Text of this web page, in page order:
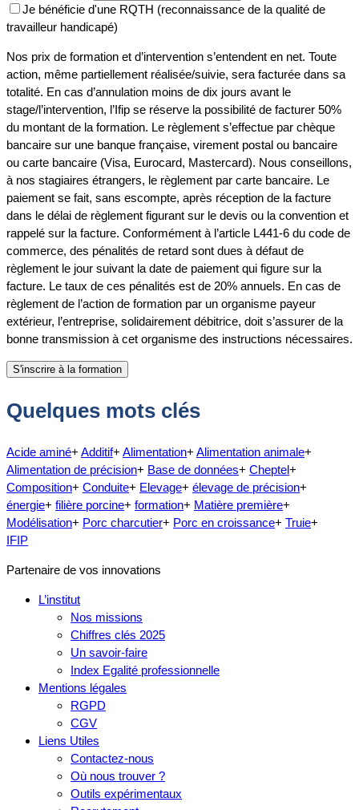
Je bénéficie d'une RQTH (reconnaissance de la qualité de
travailleur handicapé)
Nos prix de formation et d’intervention s’entendent en net. Toute
action, même partiellement réalisée/suivie, sera facturée dans sa
totalité. En cas d’annulation moins de dix jours avant le
stage/l’intervention, l’Ifip se réserve la possibilité de facturer 50%
du montant de la formation. Le règlement s’effectue par chèque
bancaire sur une banque française, virement postal ou bancaire
ou carte bancaire (Visa, Eurocard, Mastercard). Nous conseillons,
à nos stagiaires étrangers, le règlement par carte bancaire. Le
paiement se fait, sans escompte, après réception de la facture
dans le délai de règlement figurant sur le devis ou la convention et
rappelé sur la facture. Conformément à l’article L441-6 du code de
commerce, des pénalités de retard sont dues à défaut de
règlement le jour suivant la date de paiement qui figure sur la
facture. Le taux de ces pénalités est de 20% annuels. En cas de
règlement de l’action de formation par un organisme payeur
extérieur, l’entreprise, solidairement débitrice, doit s’assurer de la
bonne transmission à cet organisme des instructions nécessaires.
Quelques mots clés
Acide aminé+ Additif+ Alimentation+ Alimentation animale+
Alimentation de précision+ Base de données+ Cheptel+
Composition+ Conduite+ Elevage+ élevage de précision+
énergie+ filière porcine+ formation+ Matière première+
Modélisation+ Porc charcutier+ Porc en croissance+ Truie+
IFIP
Partenaire de vos innovations
L’institut
Nos missions
Chiffres clés 2025
Un savoir-faire
Index Egalité professionnelle
Mentions légales
RGPD
CGV
Liens Utiles
Contactez-nous
Où nous trouver ?
Outils expérimentaux